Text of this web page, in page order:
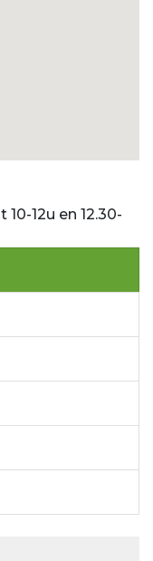
10-12u en 12.30-